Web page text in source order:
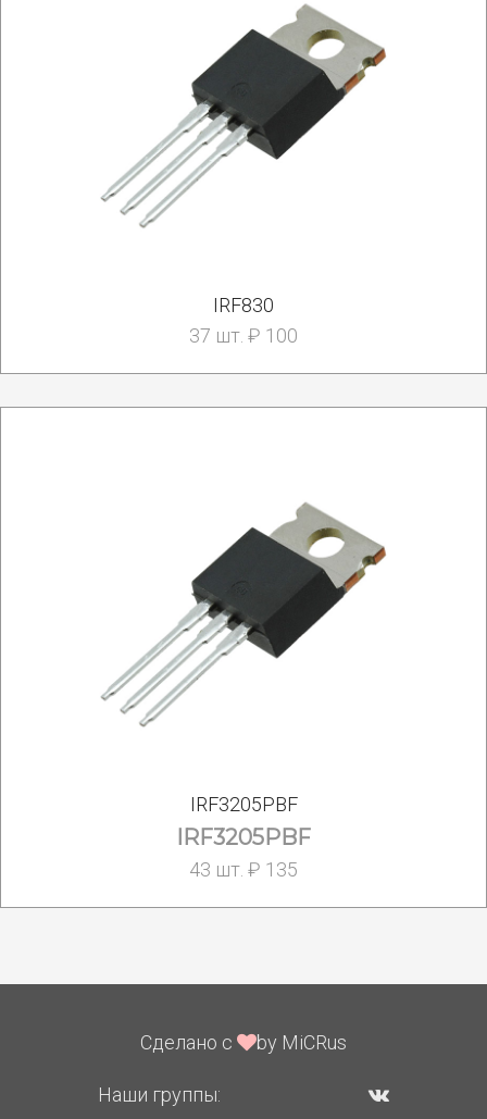
IRF830
37 шт. ₽ 100
IRF3205PBF
IRF3205PBF
43 шт. ₽ 135
Сделано с by MiCRus
Наши группы: